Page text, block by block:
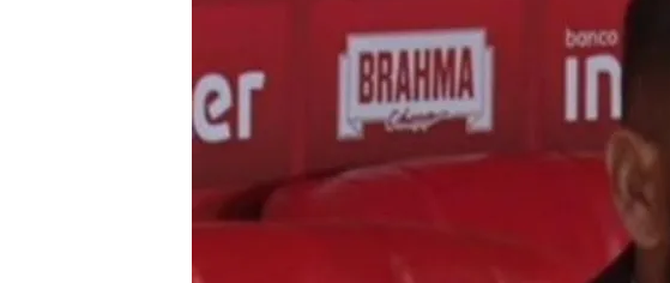
Dani Alves ha sido enviado a prisión
una joven
El programa ha tenido acceso a la
Un magistrado opina sobre lo